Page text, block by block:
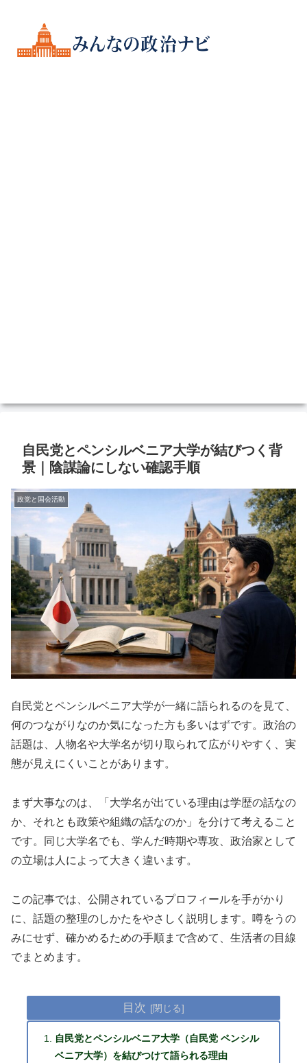
自民党とペンシルベニア大学が結びつく背
景｜陰謀論にしない確認手順
政党と国会活動
自民党とペンシルベニア大学が一緒に語られるのを見て、
何のつながりなのか気になった方も多いはずです。政治の
話題は、人物名や大学名が切り取られて広がりやすく、実
態が見えにくいことがあります。
まず大事なのは、「大学名が出ている理由は学歴の話なの
か、それとも政策や組織の話なのか」を分けて考えること
です。同じ大学名でも、学んだ時期や専攻、政治家として
の立場は人によって大きく違います。
この記事では、公開されているプロフィールを手がかり
に、話題の整理のしかたをやさしく説明します。噂をうの
みにせず、確かめるための手順まで含めて、生活者の目線
でまとめます。
目次
自民党とペンシルベニア大学（自民党 ペンシル
ベニア大学）を結びつけて語られる理由